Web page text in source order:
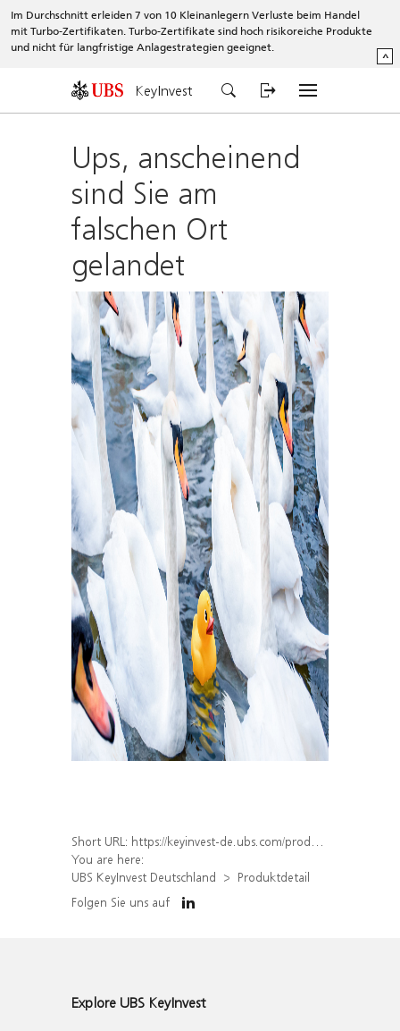
Im Durchschnitt erleiden 7 von 10 Kleinanlegern Verluste beim Handel
mit Turbo-Zertifikaten. Turbo-Zertifikate sind hoch risikoreiche Produkte
und nicht für langfristige Anlagestrategien geeignet.
^
KeyInvest
Ups, anscheinend
sind Sie am
falschen Ort
gelandet
Short URL: https://keyinvest-de.ubs.com/produkt/detail/index/isin/DE000WA28GU5
You are here:
UBS KeyInvest Deutschland
Produktdetail
Folgen Sie uns auf
Explore UBS KeyInvest